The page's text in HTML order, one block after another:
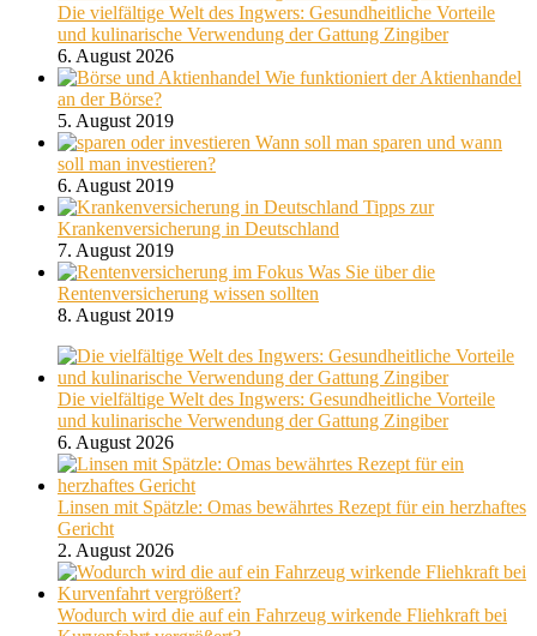
Die vielfältige Welt des Ingwers: Gesundheitliche Vorteile
und kulinarische Verwendung der Gattung Zingiber
6. August 2026
Wie funktioniert der Aktienhandel
an der Börse?
5. August 2019
Wann soll man sparen und wann
soll man investieren?
6. August 2019
Tipps zur
Krankenversicherung in Deutschland
7. August 2019
Was Sie über die
Rentenversicherung wissen sollten
8. August 2019
Die vielfältige Welt des Ingwers: Gesundheitliche Vorteile
und kulinarische Verwendung der Gattung Zingiber
6. August 2026
Linsen mit Spätzle: Omas bewährtes Rezept für ein herzhaftes
Gericht
2. August 2026
Wodurch wird die auf ein Fahrzeug wirkende Fliehkraft bei